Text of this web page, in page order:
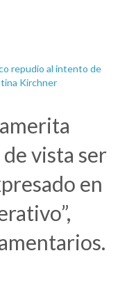
vista ser
en